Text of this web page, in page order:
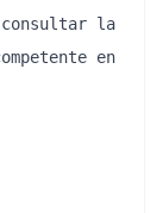
consultar la
en